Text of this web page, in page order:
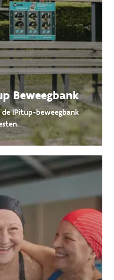
Beweegbank
de IPitup-beweegbank